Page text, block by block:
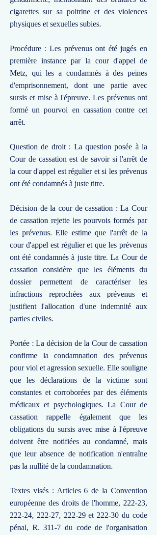
cigarettes sur sa poitrine et des violences
physiques et sexuelles subies.
Procédure : Les prévenus ont été jugés en
première instance par la cour d'appel de
Metz, qui les a condamnés à des peines
d'emprisonnement, dont une partie avec
sursis et mise à l'épreuve. Les prévenus ont
formé un pourvoi en cassation contre cet
arrêt.
Question de droit : La question posée à la
Cour de cassation est de savoir si l'arrêt de
la cour d'appel est régulier et si les prévenus
ont été condamnés à juste titre.
Décision de la cour de cassation : La Cour
de cassation rejette les pourvois formés par
les prévenus. Elle estime que l'arrêt de la
cour d'appel est régulier et que les prévenus
ont été condamnés à juste titre. La Cour de
cassation considère que les éléments du
dossier permettent de caractériser les
infractions reprochées aux prévenus et
justifient l'allocation d'une indemnité aux
parties civiles.
Portée : La décision de la Cour de cassation
confirme la condamnation des prévenus
pour viol et agression sexuelle. Elle souligne
que les déclarations de la victime sont
constantes et corroborées par des éléments
médicaux et psychologiques. La Cour de
cassation rappelle également que les
obligations du sursis avec mise à l'épreuve
doivent être notifiées au condamné, mais
que leur absence de notification n'entraîne
pas la nullité de la condamnation.
Textes visés : Articles 6 de la Convention
européenne des droits de l'homme, 222-23,
222-24, 222-27, 222-29 et 222-30 du code
pénal, R. 311-7 du code de l'organisation